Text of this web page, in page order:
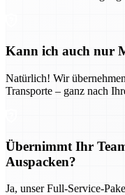
Kann ich auch nur
Natürlich! Wir
Transporte – ganz nach
Übernimmt Ihr
Auspacken?
Ja, unser Full-Service-